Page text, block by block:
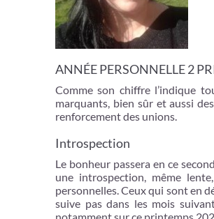
ANNÉE PERSONNELLE 2
Comme son chiffre l’indique
marquants, bien sûr et aussi
renforcement des unions.
Introspection
Le bonheur passera en ce
une introspection, même
personnelles. Ceux qui sont en
suive pas dans les mois